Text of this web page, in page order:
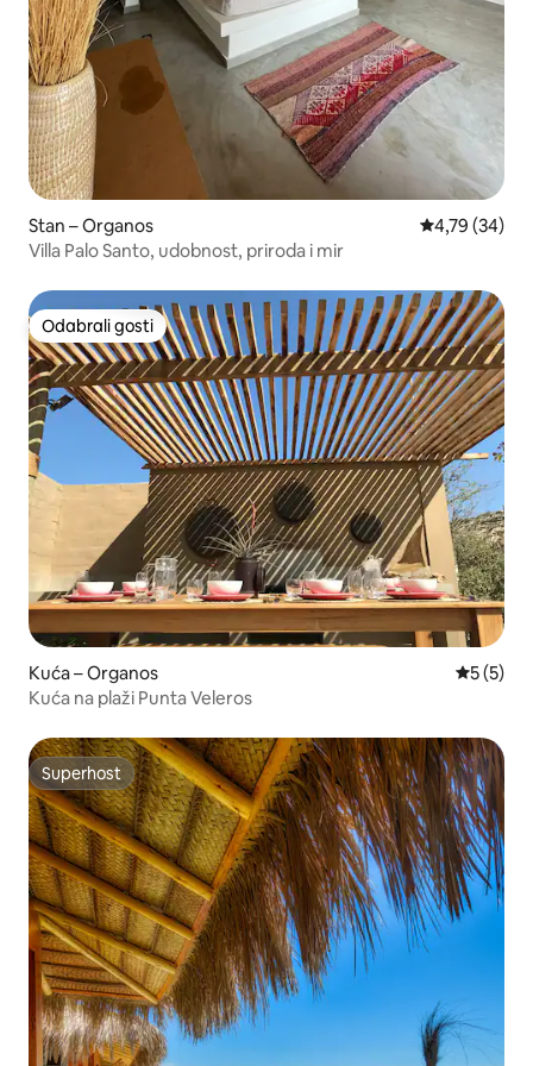
Stan – Organos Prosječna
4,79 (34)
Villa Palo Santo, udobnost, priroda i mir
Odabrali gosti
Odabrali gosti
Kuća – Organos
5 (5)
Kuća na plaži Punta Veleros
Superhost
Superhost